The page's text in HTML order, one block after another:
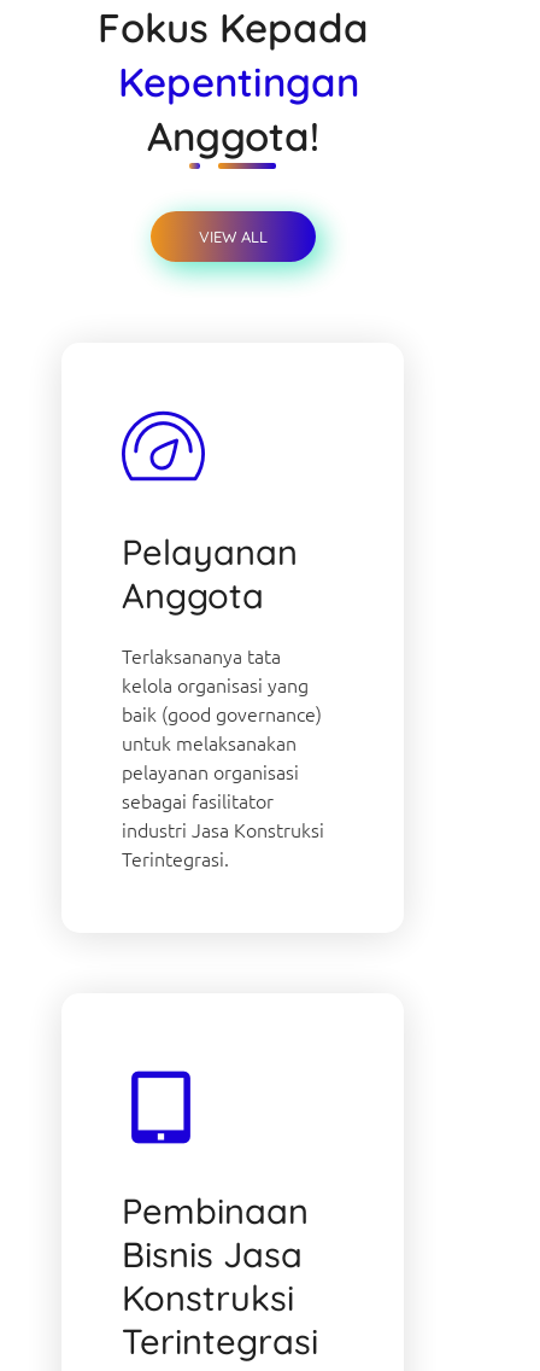
Fokus Kepada
Kepentingan
Anggota!
VIEW ALL
Pelayanan
Anggota
Terlaksananya tata
kelola organisasi yang
baik (good governance)
untuk melaksanakan
pelayanan organisasi
sebagai fasilitator
industri Jasa Konstruksi
Terintegrasi.
Pembinaan
Bisnis Jasa
Konstruksi
Terintegrasi